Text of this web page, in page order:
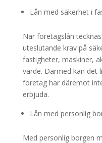
Lån med säkerhet i
När företagslån
uteslutande krav på
fastigheter, maskiner,
värde. Därmed kan det
företag har däremot
erbjuda.
Lån med personlig
Med personlig borgen